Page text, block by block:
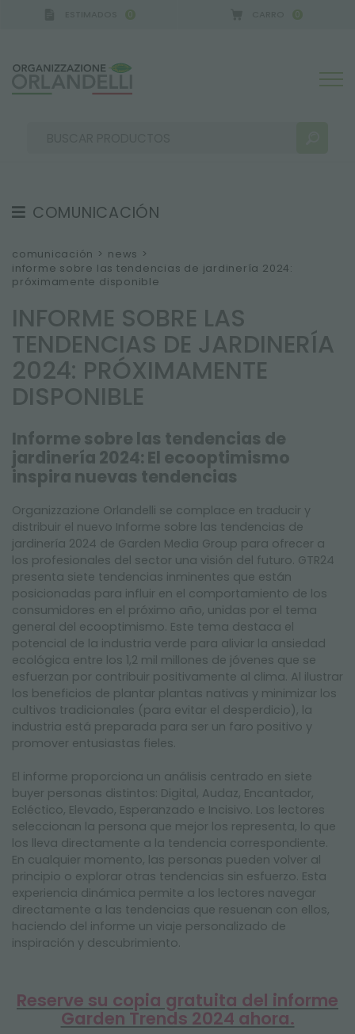
0 0
MÁS RESULTADOS PARA USTED:
COMUNICACIÓN
TESTIMONIOS
NEWS
CATÁLOGOS
NEWSLETTER
comunicación > news >
informe sobre las tendencias de jardinería 2024:
próximamente disponible
INFORME SOBRE LAS
TENDENCIAS DE JARDINERÍA
2024: PRÓXIMAMENTE
DISPONIBLE
Informe sobre las tendencias de
jardinería 2024: El ecooptimismo
inspira nuevas tendencias
Organizzazione Orlandelli se complace en traducir y
distribuir el nuevo Informe sobre las tendencias de
jardinería 2024 de Garden Media Group para ofrecer a
los profesionales del sector una visión del futuro. GTR24
presenta siete tendencias inminentes que están
posicionadas para influir en el comportamiento de los
consumidores en el próximo año, unidas por el tema
general del ecooptimismo. Este tema destaca el
potencial de la industria verde para aliviar la ansiedad
ecológica entre los 1,2 mil millones de jóvenes que se
esfuerzan por contribuir positivamente al clima. Al ilustrar
los beneficios de plantar plantas nativas y minimizar los
cultivos tradicionales (para evitar el desperdicio), la
industria está preparada para ser un faro positivo y
promover entusiastas fieles.
El informe proporciona un análisis centrado en siete
buyer personas distintos: Digital, Audaz, Encantador,
Ecléctico, Elevado, Esperanzado e Incisivo. Los lectores
seleccionan la persona que mejor los representa, lo que
los lleva directamente a la tendencia correspondiente.
En cualquier momento, las personas pueden volver al
principio o explorar otras tendencias sin esfuerzo. Esta
experiencia dinámica permite a los lectores navegar
directamente a las tendencias que resuenan con ellos,
haciendo del informe un viaje personalizado de
inspiración y descubrimiento.
Reserve su copia gratuita del informe
Garden Trends 2024 ahora.